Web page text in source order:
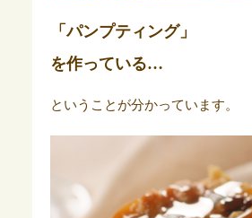
「パンプティング」
を作っている…
ということが分かっています。